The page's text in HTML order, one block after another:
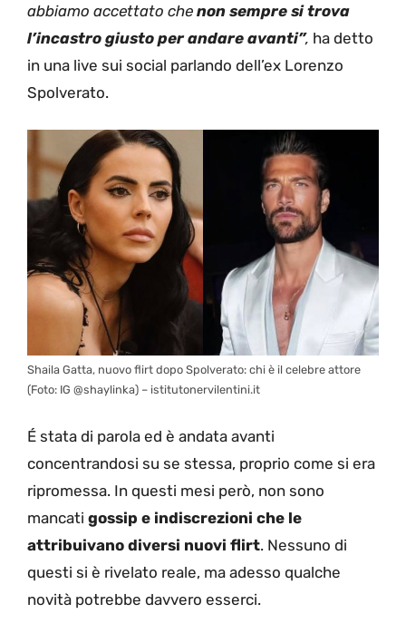
abbiamo accettato che non sempre si trova
l’incastro giusto per andare avanti”, ha detto
in una live sui social parlando dell’ex Lorenzo
Spolverato.
Shaila Gatta, nuovo flirt dopo Spolverato: chi è il celebre attore
(Foto: IG @shaylinka) – istitutonervilentini.it
É stata di parola ed è andata avanti
concentrandosi su se stessa, proprio come si era
ripromessa. In questi mesi però, non sono
mancati gossip e indiscrezioni che le
attribuivano diversi nuovi flirt. Nessuno di
questi si è rivelato reale, ma adesso qualche
novità potrebbe davvero esserci.